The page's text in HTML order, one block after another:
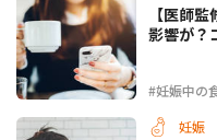
#妊娠中の
【医師
影響が？
妊娠